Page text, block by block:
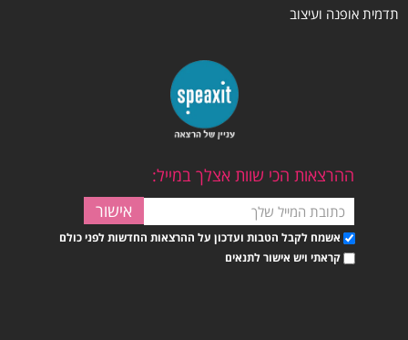
תדמית אופנה ועיצוב
ההרצאות הכי שוות אצלך במייל:
אשמח לקבל הטבות ועדכון על ההרצאות החדשות לפני כולם
קראתי ויש אישור לתנאים